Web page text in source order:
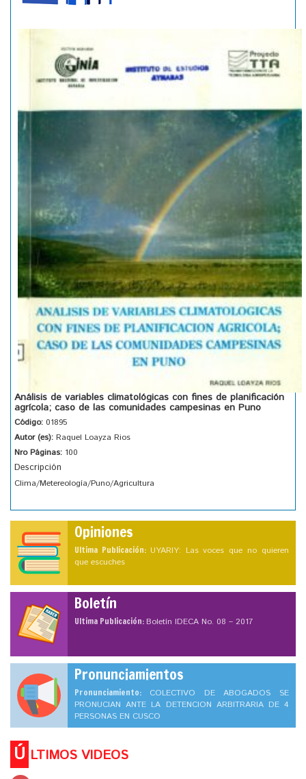
Análisis de variables climatológicas con fines de planificación
agrícola; caso de las comunidades campesinas en Puno
Código: 01895
Autor (es): Raquel Loayza Rios
Nro Páginas: 100
Descripción
Clima/Metereología/Puno/Agricultura
Opiniones
Ultima Publicación: UYARIY: Las voces que no quieren
que escuches
Boletín
Ultima Publicación:Boletín IDECA No. 08 – 2017
Pronunciamientos
Pronunciamiento: COLECTIVO DE ABOGADOS SE
PRONUCIAN ANTE LA DETENCION ARBITRARIA DE 4
PERSONAS EN CUSCO
Ú LTIMOS VIDEOS